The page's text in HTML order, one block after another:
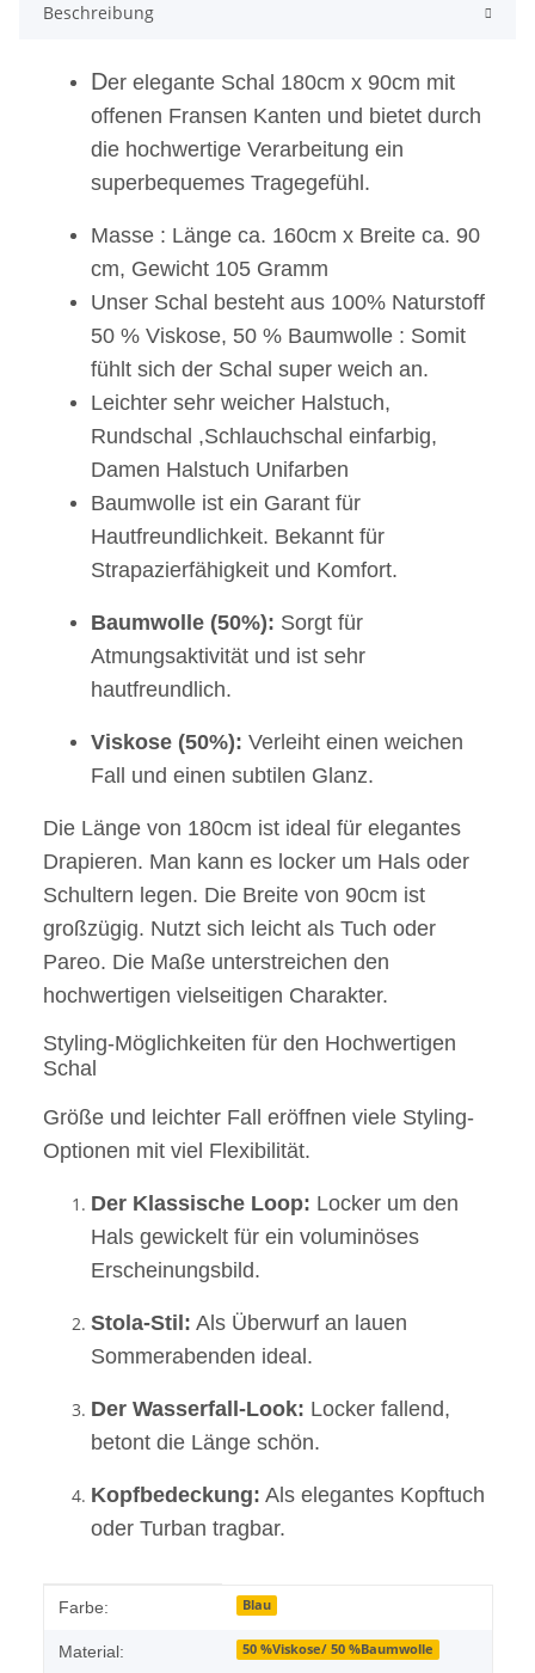
Beschreibung
Der elegante Schal 180cm x 90cm mit
offenen Fransen Kanten und bietet durch
die hochwertige Verarbeitung ein
superbequemes Tragegefühl.
Masse : Länge ca. 160cm x Breite ca. 90
cm, Gewicht 105 Gramm
Unser Schal besteht aus 100% Naturstoff
50 % Viskose, 50 % Baumwolle : Somit
fühlt sich der Schal super weich an.
Leichter sehr weicher Halstuch,
Rundschal ,Schlauchschal einfarbig,
Damen Halstuch Unifarben
Baumwolle ist ein Garant für
Hautfreundlichkeit. Bekannt für
Strapazierfähigkeit und Komfort.
Baumwolle (50%): Sorgt für
Atmungsaktivität und ist sehr
hautfreundlich.
Viskose (50%): Verleiht einen weichen
Fall und einen subtilen Glanz.
Die Länge von 180cm ist ideal für elegantes
Drapieren. Man kann es locker um Hals oder
Schultern legen. Die Breite von 90cm ist
großzügig. Nutzt sich leicht als Tuch oder
Pareo. Die Maße unterstreichen den
hochwertigen vielseitigen Charakter.
Styling-Möglichkeiten für den Hochwertigen
Schal
Größe und leichter Fall eröffnen viele Styling-
Optionen mit viel Flexibilität.
Der Klassische Loop: Locker um den
Hals gewickelt für ein voluminöses
Erscheinungsbild.
Stola-Stil: Als Überwurf an lauen
Sommerabenden ideal.
Der Wasserfall-Look: Locker fallend,
betont die Länge schön.
Kopfbedeckung: Als elegantes Kopftuch
oder Turban tragbar.
Produkteigenschaft
Wert
Farbe: Blau
Material: 50 %Viskose/ 50 %Baumwolle